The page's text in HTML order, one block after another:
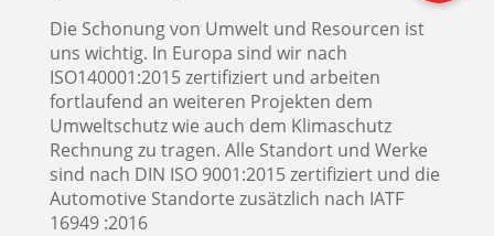
Die Schonung von Umwelt und Resourcen ist
uns wichtig. In Europa sind wir nach
ISO140001:2015 zertifiziert und arbeiten
fortlaufend an weiteren Projekten dem
Umweltschutz wie auch dem Klimaschutz
Rechnung zu tragen. Alle Standort und Werke
sind nach DIN ISO 9001:2015 zertifiziert und die
Automotive Standorte zusätzlich nach IATF
16949 :2016